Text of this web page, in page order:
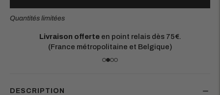
Quantités limitées
Livraison offerteen point relais dès 75€.
(France métropolitaine et Belgique)
DESCRIPTION